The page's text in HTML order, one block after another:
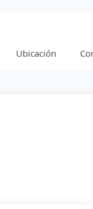
Ubicación